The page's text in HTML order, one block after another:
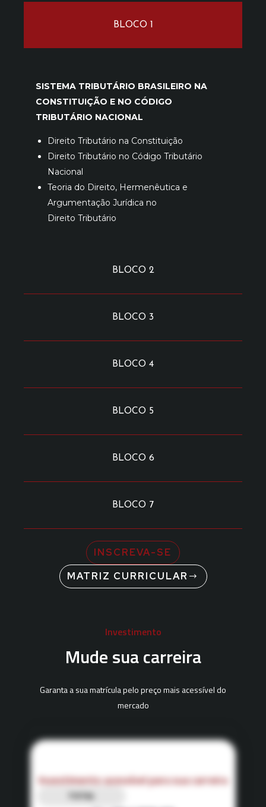
BLOCO 1
BLOCO 2
BLOCO 3
BLOCO 4
BLOCO 5
BLOCO 6
BLOCO 7
SISTEMA TRIBUTÁRIO BRASILEIRO NA
CONSTITUIÇÃO E NO CÓDIGO
TRIBUTÁRIO NACIONAL
Direito Tributário na Constituição
Direito Tributário no Código Tributário
Nacional
Teoria do Direito, Hermenêutica e
Argumentação Jurídica no
Direito Tributário
INSCREVA-SE
MATRIZ CURRICULAR
Investimento
Mude sua carreira
Garanta a sua matrícula pelo preço mais acessível do
mercado
Investimento acessível para sua carreira